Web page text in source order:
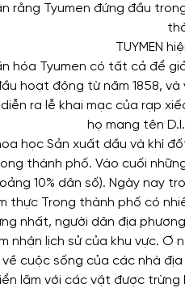
rằng Tyumen đứng đầu
TUYMEN
hóa Tyumen có tất cả để
hoạt động từ năm 1858,
ra lễ khai mạc của rạp
họ mang tên
học Sản xuất dầu và khí
thành phố. Vào cuối
10% dân số). Ngày nay
thực Trong thành phố có
nhất, người dân địa
nhận lịch sử của khu vực. Ơ
về cuộc sống của các nhà
lãm với các vật được